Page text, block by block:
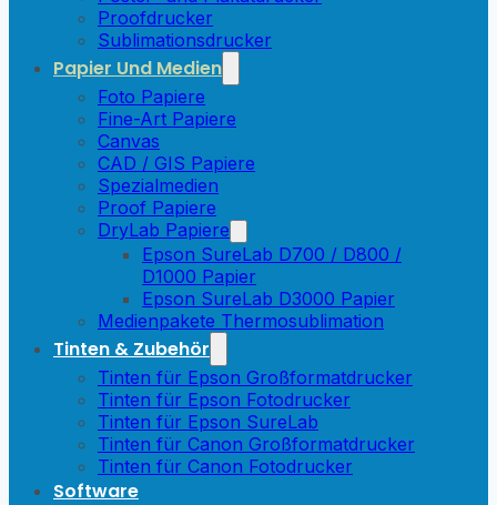
Proofdrucker
Sublimationsdrucker
Papier Und Medien
Foto Papiere
Fine-Art Papiere
Canvas
CAD / GIS Papiere
Spezialmedien
Proof Papiere
DryLab Papiere
Epson SureLab D700 / D800 /
D1000 Papier
Epson SureLab D3000 Papier
Medienpakete Thermosublimation
Tinten & Zubehör
Tinten für Epson Großformatdrucker
Tinten für Epson Fotodrucker
Tinten für Epson SureLab
Tinten für Canon Großformatdrucker
Tinten für Canon Fotodrucker
Software